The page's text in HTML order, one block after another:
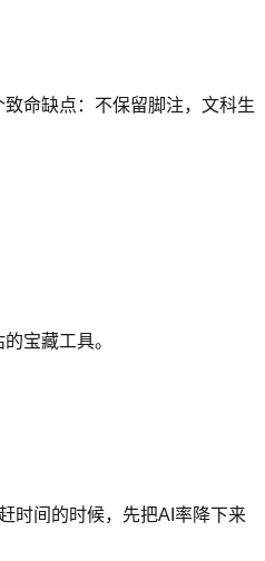
命缺点：不保留脚注，文科生
宝藏工具。
时间的时候，先把AI率降下来